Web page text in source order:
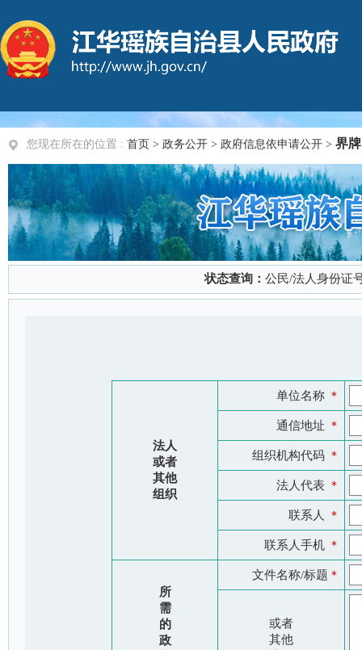
您现在所在的位置 : 首页 > 政务公开 > 政府信息依申请公开 > 界
状态查询： 公民/法人身份证
法人
或者
其他
组织
单位名称 ＊
通信地址 ＊
组织机构代码 ＊
法人代表 ＊
联系人 ＊
联系人手机 ＊
所
需
的
政
文件名称/标题 ＊
或者
其他